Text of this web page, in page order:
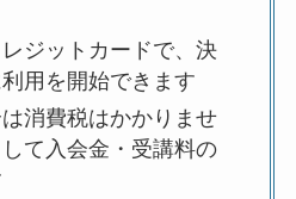
ジットカードで、決
用を開始できます
消費税はかかりませ
て入会金・受講料の